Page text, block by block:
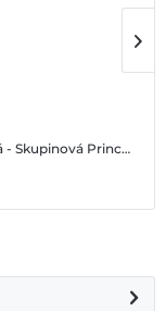
Power - Pánske Tričko